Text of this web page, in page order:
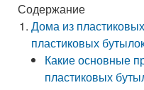
Содержание
Дома из
пластиковых
Какие основные
пластиковых